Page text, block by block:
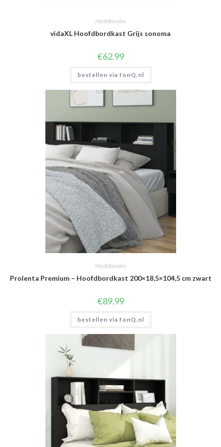
Hoofdborden
vidaXL Hoofdbordkast Grijs sonoma
€62.99
bestellen via fonQ.nl
Hoofdborden
Prolenta Premium – Hoofdbordkast 200×18,5×104,5 cm zwart
€89.99
bestellen via fonQ.nl